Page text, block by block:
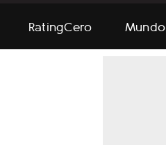
RatingCero Mundo